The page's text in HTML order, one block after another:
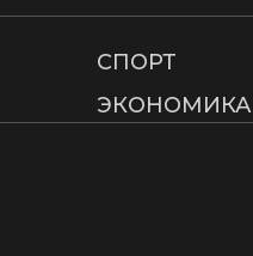
СПОРТ
ЭКОНОМИКА